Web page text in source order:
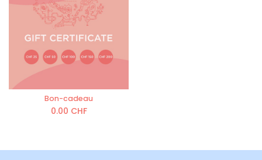
Bon-cadeau
0.00 CHF